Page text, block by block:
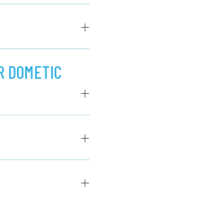
DOMETIC